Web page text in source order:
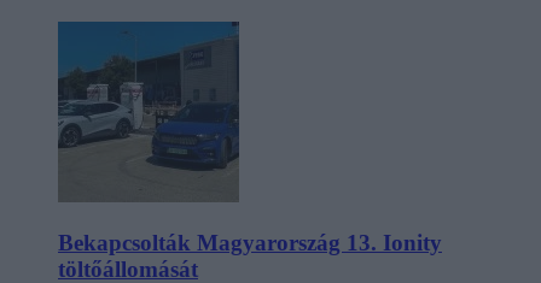
Bekapcsolták Magyarország 13. Ionity
töltőállomását